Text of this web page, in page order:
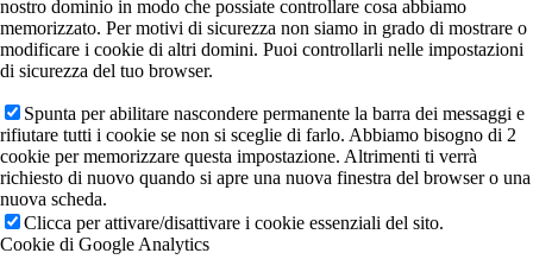
nostro dominio in modo che possiate controllare cosa abbiamo
memorizzato. Per motivi di sicurezza non siamo in grado di mostrare o
modificare i cookie di altri domini. Puoi controllarli nelle impostazioni
di sicurezza del tuo browser.
Spunta per abilitare nascondere permanente la barra dei messaggi e
rifiutare tutti i cookie se non si sceglie di farlo. Abbiamo bisogno di 2
cookie per memorizzare questa impostazione. Altrimenti ti verrà
richiesto di nuovo quando si apre una nuova finestra del browser o una
nuova scheda.
Clicca per attivare/disattivare i cookie essenziali del sito.
Cookie di Google Analytics